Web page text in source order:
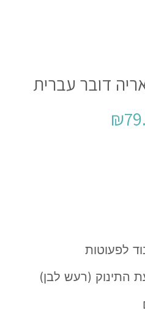
דובר עברית
₪
התינוק (רעש לבן)